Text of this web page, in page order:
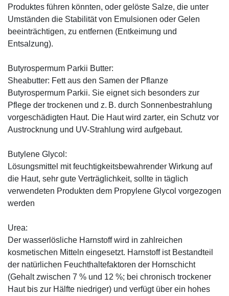
Produktes führen könnten, oder gelöste Salze, die unter
Umständen die Stabilität von Emulsionen oder Gelen
beeinträchtigen, zu entfernen (Entkeimung und
Entsalzung).
Butyrospermum Parkii Butter:
Sheabutter: Fett aus den Samen der Pflanze
Butyrospermum Parkii. Sie eignet sich besonders zur
Pflege der trockenen und z. B. durch Sonnenbestrahlung
vorgeschädigten Haut. Die Haut wird zarter, ein Schutz vor
Austrocknung und UV-Strahlung wird aufgebaut.
Butylene Glycol:
Lösungsmittel mit feuchtigkeitsbewahrender Wirkung auf
die Haut, sehr gute Verträglichkeit, sollte in täglich
verwendeten Produkten dem Propylene Glycol vorgezogen
werden
Urea:
Der wasserlösliche Harnstoff wird in zahlreichen
kosmetischen Mitteln eingesetzt. Harnstoff ist Bestandteil
der natürlichen Feuchthaltefaktoren der Hornschicht
(Gehalt zwischen 7 % und 12 %; bei chronisch trockener
Haut bis zur Hälfte niedriger) und verfügt über ein hohes